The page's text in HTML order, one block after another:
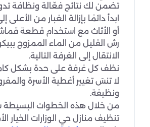
تضمن لك نتائج فعّالة ونظافة
ابدأ دائمًا بإزالة الغبار من
أو الأثاث مع استخدام قطعة
رش القليل من الماء الممزوج
الانتقال إلى الغرفة التالية.
نظف كل غرفة على حدة بشكل كامل
لا تنسَ تغيير أغطية الأسرة
ونظيفة.
من خلال هذه الخطوات البسيطة
تنظيف منازل حي الوزارات